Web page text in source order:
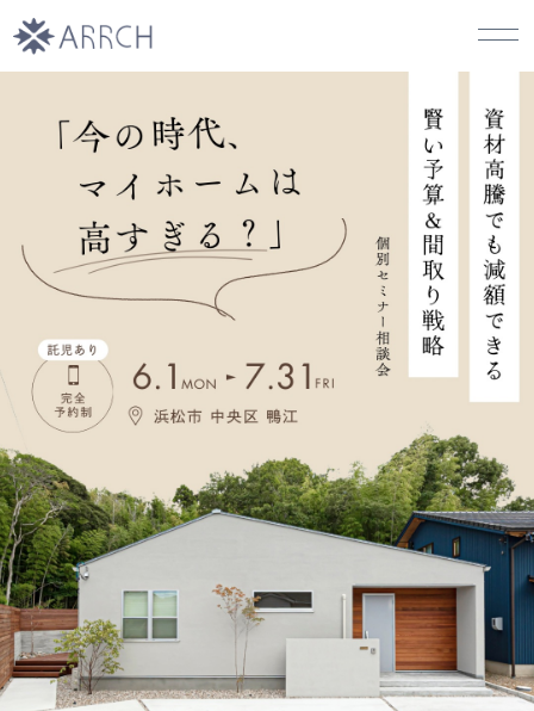
モデルハウス
カタログ請求 人気の間取りプラン
オーナー様の体験談
はじめまして､ARRCHです
建築家とつくる理由
絶対に予算を超えない工夫
平屋に自信があります